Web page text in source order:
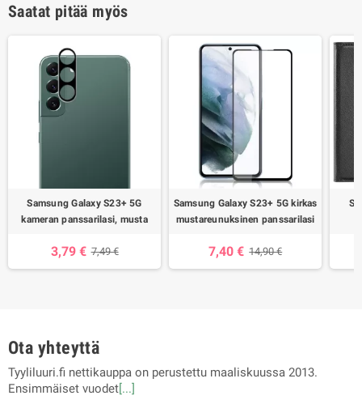
Saatat pitää myös
Samsung Galaxy S23+ 5G
kameran panssarilasi, musta
3,79 € 7,49 €
Samsung Galaxy S23+ 5G kirkas
mustareunuksinen panssarilasi
7,40 € 14,90 €
Ota yhteyttä
Tyyliluuri.fi nettikauppa on perustettu maaliskuussa 2013.
Ensimmäiset vuodet[...]